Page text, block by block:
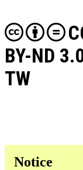
BY-ND
TW
Notice